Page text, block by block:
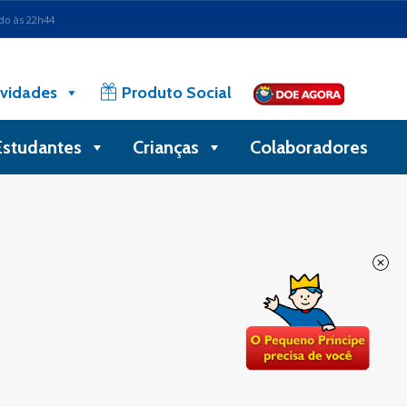
às 22h44
Produto Social
Crianças Colaboradores